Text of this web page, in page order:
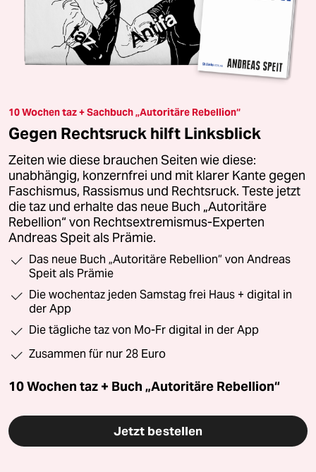
10 Wochen taz + Sachbuch „Autoritäre Rebellion“
Gegen Rechtsruck hilft Linksblick
Zeiten wie diese brauchen Seiten wie diese:
unabhängig, konzernfrei und mit klarer Kante gegen
Faschismus, Rassismus und Rechtsruck. Teste jetzt
die taz und erhalte das neue Buch „Autoritäre
Rebellion“ von Rechtsextremismus-Experten
Andreas Speit als Prämie.
Das neue Buch „Autoritäre Rebellion“ von Andreas
Speit als Prämie
Die wochentaz jeden Samstag frei Haus + digital in
der App
Die tägliche taz von Mo-Fr digital in der App
Zusammen für nur 28 Euro
10 Wochen taz + Buch „Autoritäre Rebellion“
Jetzt bestellen